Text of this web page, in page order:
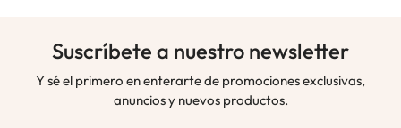
Suscríbete a nuestro newsletter
Y sé el primero en enterarte de promociones exclusivas,
anuncios y nuevos productos.